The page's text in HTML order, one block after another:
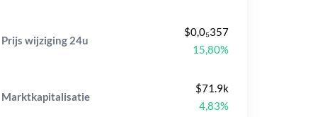
Prijs wijziging 24u
$0,0₅357
15,80%
Marktkapitalisatie
$71.9k
4,83%